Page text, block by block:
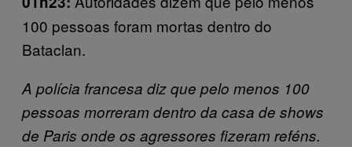
100 pessoas foram mortas dentro do
Bataclan.
A polícia francesa diz que pelo menos 100
pessoas morreram dentro da casa de shows
de Paris onde os agressores fizeram reféns.